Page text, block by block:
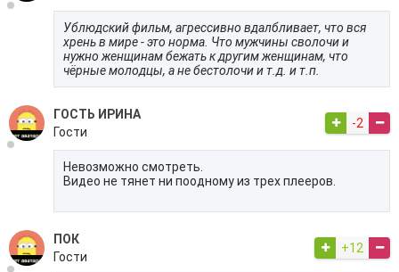
Ублюдский фильм, агрессивно вдалбливает, что вся
хрень в мире - это норма. Что мужчины сволочи и
нужно женщинам бежать к другим женщинам, что
чёрные молодцы, а не бестолочи и т.д. и т.п.
ГОСТЬ ИРИНА
Гости
-2
Невозможно смотреть.
Видео не тянет ни поодному из трех плееров.
ПОК
Гости
+12